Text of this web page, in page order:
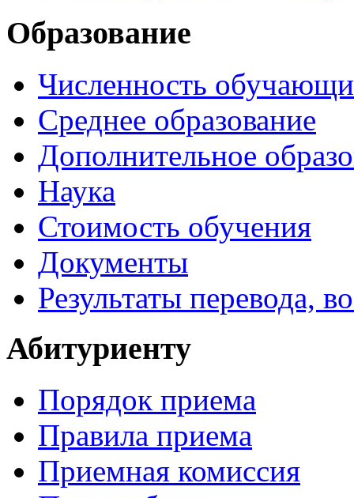
Образование
Численность
Среднее образование
Дополнительное
Наука
Стоимость обучения
Документы
Результаты перевода,
Абитуриенту
Порядок приема
Правила приема
Приемная комиссия